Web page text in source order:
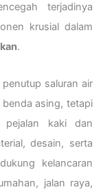
terjadinya
krusial dalam
.
saluran air
asing, tetapi
pejalan kaki dan
desain, serta
kelancaran
jalan raya,